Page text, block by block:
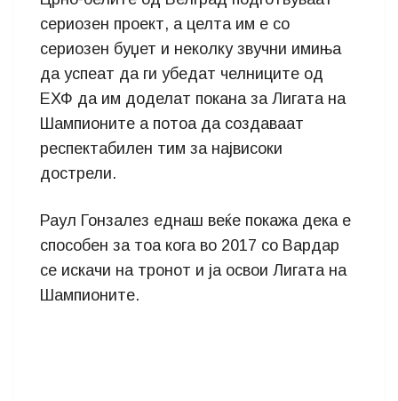
сериозен проект, а целта им е со
сериозен буџет и неколку звучни имиња
да успеат да ги убедат челниците од
ЕХФ да им доделат покана за Лигата на
Шампионите а потоа да создаваат
респектабилен тим за највисоки
дострели.
Раул Гонзалез еднаш веќе покажа дека е
способен за тоа кога во 2017 со Вардар
се искачи на тронот и ја освои Лигата на
Шампионите.